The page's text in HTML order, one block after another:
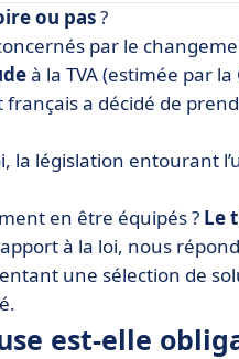
obligatoire dans un
caisse ?
de caisse !
ou pas?
par le
à la TVA (estimée par
a décidé de
la législation entourant
en être équipés ? Le
à la loi, nous
une sélection de
est-elle